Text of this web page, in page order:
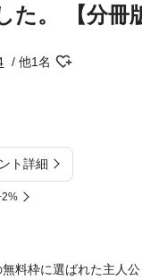
た。 【分
他1名
ト詳細
料枠に選ばれた主人